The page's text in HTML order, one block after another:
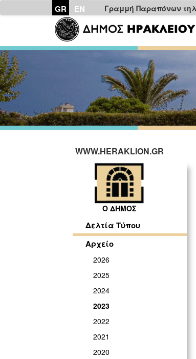
GR EN Γραμμή Παραπόνων τηλ
WWW.HERAKLION.GR
Ο ΔΗΜΟΣ
Δελτία Τύπου
Αρχείο
2026
2025
2024
2023
2022
2021
2020